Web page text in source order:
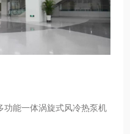
功能一体涡旋式风冷热泵机